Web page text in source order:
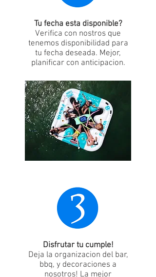
Tu fecha esta disponible?
Verifica con nostros que
tenemos disponibilidad para
tu fecha deseada. Mejor,
planificar con anticipacion.
Disfrutar tu cumple!
Deja la organizacion del bar,
bbq, y decoraciones a
nosotros! La mejor